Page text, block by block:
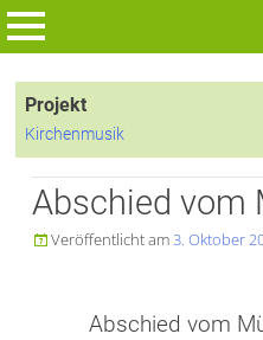
Zum
Inhalt
nach:Projekt
Kirchenmusik
Abschied vom
Veröffentlicht am3. Oktober
Abschied vom